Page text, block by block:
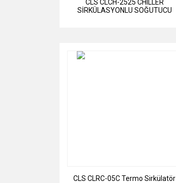
CLS CLCH-2525 CHILLER
SİRKÜLASYONLU SOĞUTUCU
CLS CLRC-05C Termo Sirkülatör